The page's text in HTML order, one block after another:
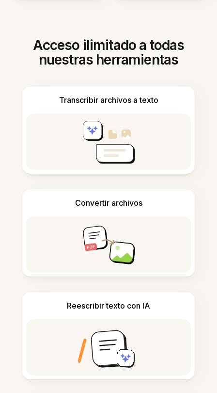
Acceso ilimitado a todas
nuestras herramientas
Transcribir archivos a texto
Convertir archivos
Reescribir texto con IA